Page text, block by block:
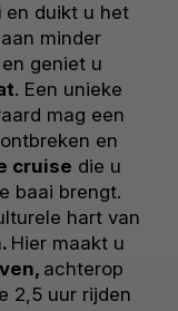
en duikt u het
minder
geniet u
. Een unieke
mag een
en
cruise die u
baai brengt.
hart van
Hier maakt u
achterop
2,5 uur rijden